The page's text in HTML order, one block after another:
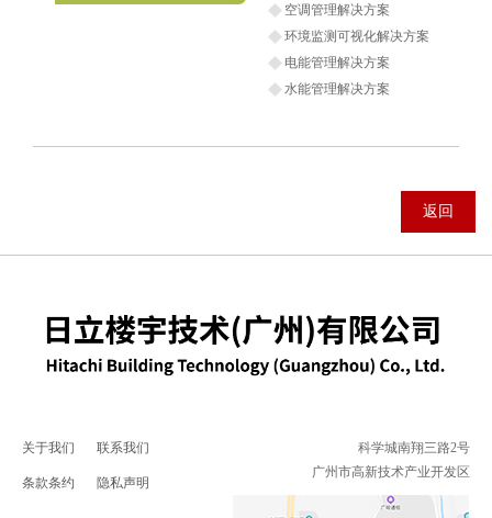
空调管理解决方案
环境监测可视化解决方案
电能管理解决方案
水能管理解决方案
返回
关于我们 联系我们
条款条约 隐私声明
科学城南翔三路2号
广州市高新技术产业开发区